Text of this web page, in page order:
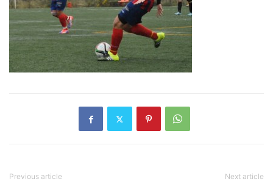
Previous article Next article